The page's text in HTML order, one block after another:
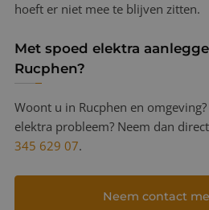
hoeft er niet mee te blijven zitten.
Met spoed elektra
Rucphen?
Woont u in Rucphen en
elektra probleem? Neem dan
345 629 07.
Neem contact